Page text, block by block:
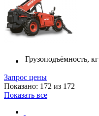
Грузоподъёмность, кг
Запрос цены
Показано: 172 из 172
Показать все